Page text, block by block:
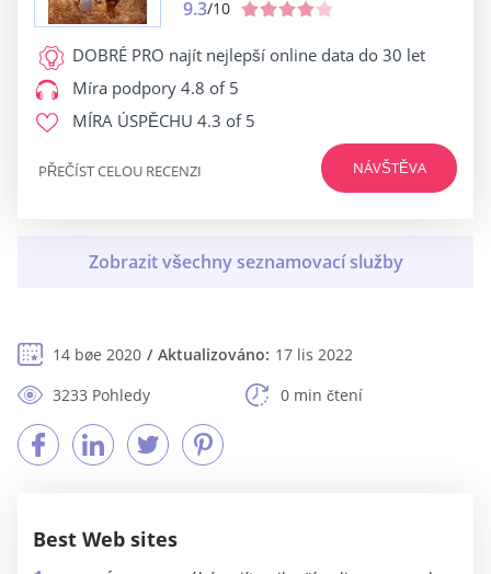
9.3/10
DOBRÉ PRO najít nejlepší online data do 30 let
Míra podpory 4.8 of 5
MÍRA ÚSPĚCHU 4.3 of 5
NÁVŠTĚVA
PŘEČÍST CELOU RECENZI
14 bøe 2020 Aktualizováno: 17 lis 2022
3233 Pohledy
0 min čtení
Best Web sites